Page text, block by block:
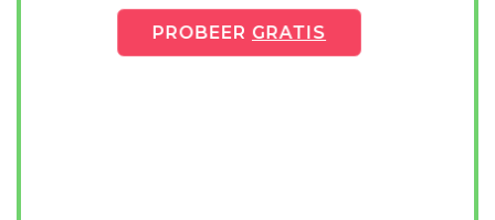
PROBEER GRATIS